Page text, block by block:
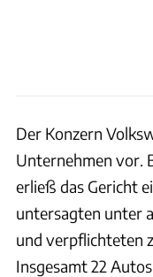
Der Konzern
Unternehmen vor.
erließ das Gericht
untersagten unter
und verpflichteten
Insgesamt 22